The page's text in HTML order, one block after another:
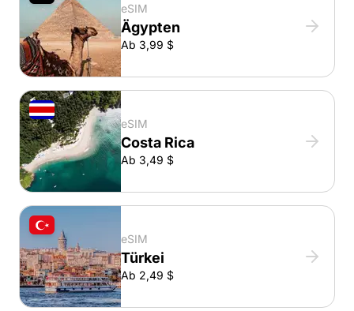
eSIM
Ägypten
Ab 3,99 $
eSIM
Costa Rica
Ab 3,49 $
eSIM
Türkei
Ab 2,49 $